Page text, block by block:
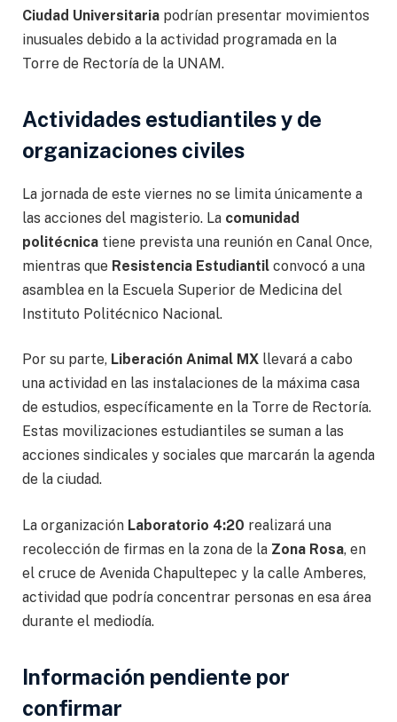
Ciudad Universitaria podrían presentar movimientos
inusuales debido a la actividad programada en la
Torre de Rectoría de la UNAM.
Actividades estudiantiles y de
organizaciones civiles
La jornada de este viernes no se limita únicamente a
las acciones del magisterio. La comunidad
politécnica tiene prevista una reunión en Canal Once,
mientras que Resistencia Estudiantil convocó a una
asamblea en la Escuela Superior de Medicina del
Instituto Politécnico Nacional.
Por su parte, Liberación Animal MX llevará a cabo
una actividad en las instalaciones de la máxima casa
de estudios, específicamente en la Torre de Rectoría.
Estas movilizaciones estudiantiles se suman a las
acciones sindicales y sociales que marcarán la agenda
de la ciudad.
La organización Laboratorio 4:20 realizará una
recolección de firmas en la zona de la Zona Rosa, en
el cruce de Avenida Chapultepec y la calle Amberes,
actividad que podría concentrar personas en esa área
durante el mediodía.
Información pendiente por
confirmar